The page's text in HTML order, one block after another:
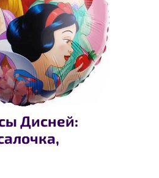
Дисней: